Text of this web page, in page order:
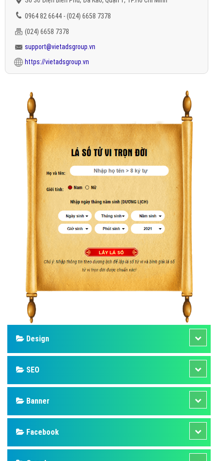
0964 82 6644 - (024) 6658 7378
(024) 6658 7378
support@vietadsgroup.vn
https://vietadsgroup.vn
Design
SEO
Banner
Facebook